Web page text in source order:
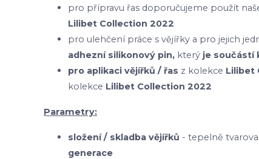
pro přípravu řas doporučujeme použít
Lilibet Collection 2022
pro ulehčení práce s vějířky a pro jejich
adhezní silikonový pin, který je součástí
pro aplikaci vějířků / řas z kolekce Lilibet
kolekce Lilibet Collection 2022
Parametry:
složení / skladba vějířků - tepelně
generace